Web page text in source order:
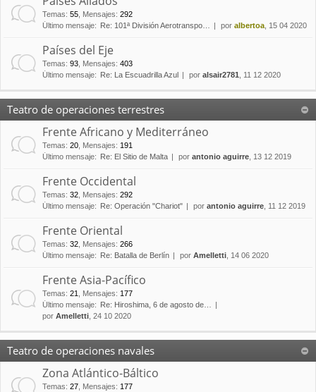
Temas: 55 Mensajes: 292
Último mensaje:
Re: 101ª División Aerotranspo… por albertoa , 15 04 2020
Países del Eje
Temas: 93 Mensajes: 403
Último mensaje:
Re: La Escuadrilla Azul por alsair2781 , 11 12 2020
Teatro de operaciones terrestres
Frente Africano y Mediterráneo
Temas: 20 Mensajes: 191
Último mensaje:
Re: El Sitio de Malta por antonio aguirre , 13 12 2019
Frente Occidental
Temas: 32 Mensajes: 292
Último mensaje:
Re: Operación "Chariot" por antonio aguirre , 11 12 2019
Frente Oriental
Temas: 32 Mensajes: 266
Último mensaje:
Re: Batalla de Berlín por Amelletti , 14 06 2020
Frente Asia-Pacífico
Temas: 21 Mensajes: 177
Último mensaje:
Re: Hiroshima, 6 de agosto de…
por Amelletti , 24 10 2020
Teatro de operaciones navales
Zona Atlántico-Báltico
Temas: 27 Mensajes: 177